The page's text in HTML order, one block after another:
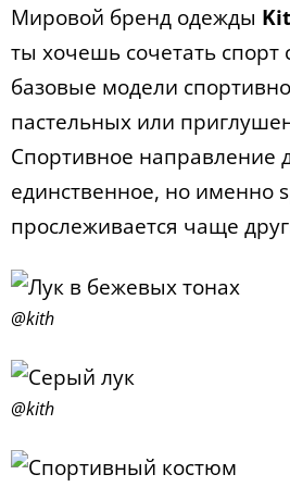
Мировой бренд одежды K
ты хочешь сочетать
базовые модели
пастельных или
Спортивное направление
единственное, но именно
прослеживается чаще
@kith
@kith